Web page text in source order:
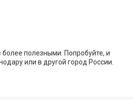
полезными. Попробуйте, и
или в другой город России.